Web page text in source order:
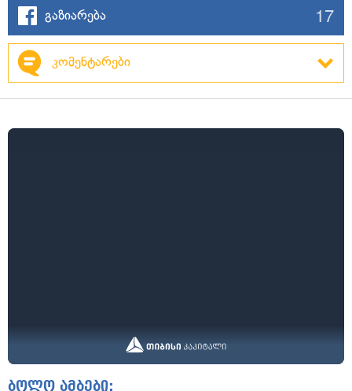
გაზიარება 17
კომენტარები
ბოლო ამბები: